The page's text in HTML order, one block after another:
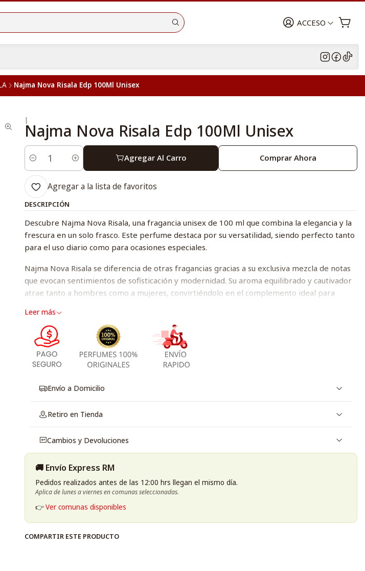
ACCESO
Najma Nova Risala Edp 100Ml Unisex
|
Najma Nova Risala Edp 100Ml Unisex
Cantidad
Agregar Al Carro Comprar Ahora
Agregar a la lista de favoritos
DESCRIPCIÓN
Descubre Najma Nova Risala, una fragancia unisex de 100 ml que combina la elegancia y la
frescura en un solo frasco. Este perfume destaca por su versatilidad, siendo perfecto tanto
para el uso diario como para ocasiones especiales.
Najma Nova Risala se diferencia de otras fragancias gracias a su exclusiva mezcla de notas
que evocan sentimientos de sofisticación y modernidad. Su aroma equilibrado y cautivador
atrae tanto a hombres como a mujeres, convirtiéndolo en el complemento ideal para
Ideal para quienes buscan una fragancia que se adapte a su personalidad y a su ritmo de
vida. Aporta una sensación de frescura duradera que te acompañará a lo largo del día.
Siéntete confiado y atractivo con Najma Nova Risala, una opción que no puede faltar en tu
colección de perfumes.
Leer más
Envío a Domicilio
Retiro en Tienda
Cambios y Devoluciones
🚚 Envío Express RM
Pedidos realizados antes de las 12:00 hrs llegan el mismo día.
Aplica de lunes a viernes en comunas seleccionadas.
👉Ver comunas disponibles
COMPARTIR ESTE PRODUCTO